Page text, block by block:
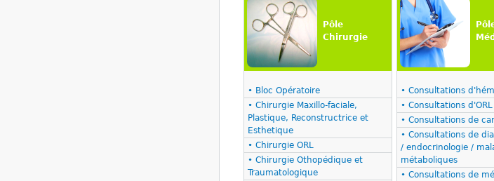
Pôle
Chirurgie
• Bloc Opératoire
• Chirurgie Maxillo-faciale,
Plastique, Reconstructrice et
Esthetique
• Chirurgie ORL
• Chirurgie Othopédique et
Traumatologique
• Consultations
• Consultations d'ORL
• Consultations de
• Consultations de
/ endocrinologie /
métaboliques
• Consultations de